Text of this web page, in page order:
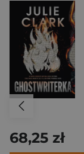
68,25 zł